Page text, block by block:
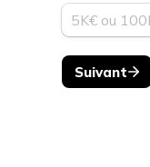
Suivant